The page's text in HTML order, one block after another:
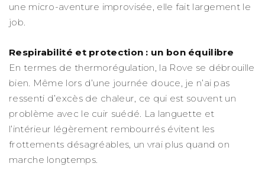
une micro-aventure improvisée, elle fait largement le
job.
Respirabilité et protection : un bon équilibre
En termes de thermorégulation, la Rove se débrouille
bien. Même lors d’une journée douce, je n’ai pas
ressenti d’excès de chaleur, ce qui est souvent un
problème avec le cuir suédé. La languette et
l’intérieur légèrement rembourrés évitent les
frottements désagréables, un vrai plus quand on
marche longtemps.